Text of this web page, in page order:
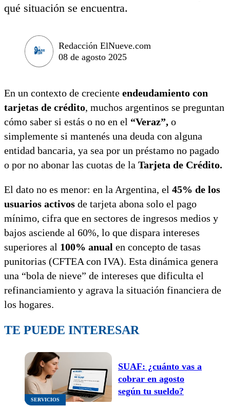
qué situación se encuentra.
Redacción ElNueve.com
08 de agosto 2025
En un contexto de creciente endeudamiento con
tarjetas de crédito, muchos argentinos se preguntan
cómo saber si estás o no en el “Veraz”, o
simplemente si mantenés una deuda con alguna
entidad bancaria, ya sea por un préstamo no pagado
o por no abonar las cuotas de la Tarjeta de Crédito.
El dato no es menor: en la Argentina, el 45% de los
usuarios activos de tarjeta abona solo el pago
mínimo, cifra que en sectores de ingresos medios y
bajos asciende al 60%, lo que dispara intereses
superiores al 100% anual en concepto de tasas
punitorias (CFTEA con IVA). Esta dinámica genera
una “bola de nieve” de intereses que dificulta el
refinanciamiento y agrava la situación financiera de
los hogares.
TE PUEDE INTERESAR
SERVICIOS
SUAF: ¿cuánto vas a
cobrar en agosto
según tu sueldo?